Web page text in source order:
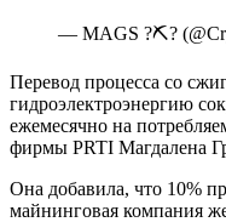
— MAGS ?⛏️?
Перевод процесса со
гидроэлектроэнергию
ежемесячно на
фирмы PRTI Магдалена
Она добавила, что 10%
майнинговая компания